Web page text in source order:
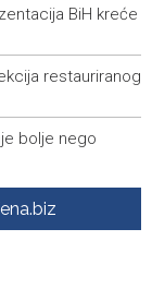
BiH kreće
restauriranog
bolje nego
nagradu na